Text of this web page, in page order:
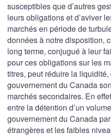
susceptibles que d’autres
leurs obligations et d’aviver
marchés en période de
données à notre disposition,
long terme, conjugué à leur
pour ces obligations sur les
titres, peut réduire la
gouvernement du Canada
marchés secondaires. En
entre la détention d’un
gouvernement du Canada
étrangères et les faibles